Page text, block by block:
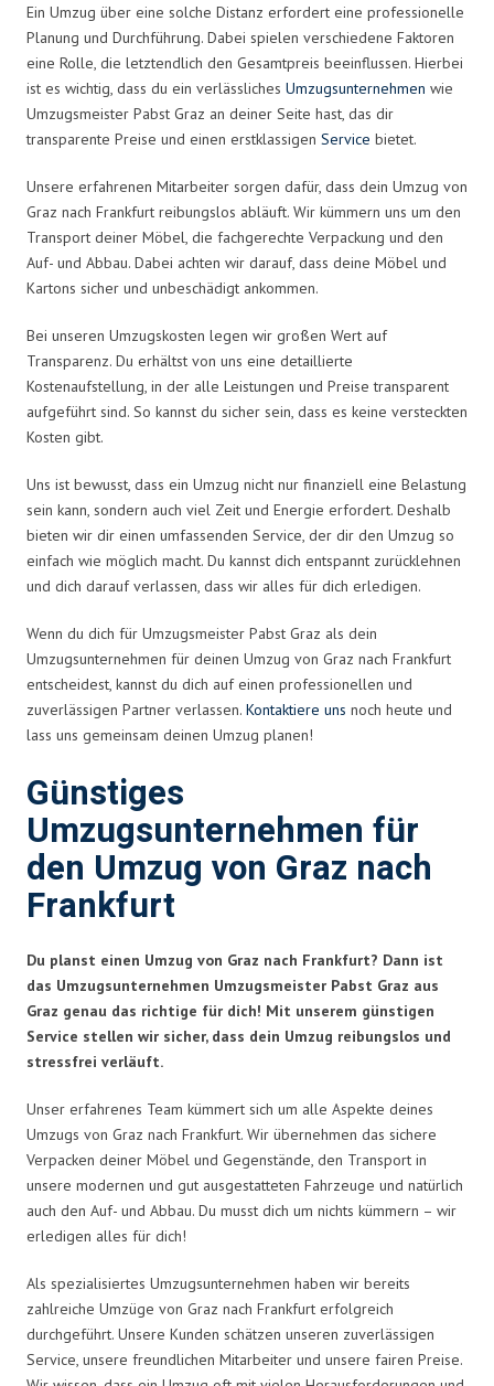
Ein Umzug über eine solche Distanz erfordert eine professionelle
Planung und Durchführung. Dabei spielen verschiedene Faktoren
eine Rolle, die letztendlich den Gesamtpreis beeinflussen. Hierbei
ist es wichtig, dass du ein verlässliches Umzugsunternehmen wie
Umzugsmeister Pabst Graz an deiner Seite hast, das dir
transparente Preise und einen erstklassigen Service bietet.
Unsere erfahrenen Mitarbeiter sorgen dafür, dass dein Umzug von
Graz nach Frankfurt reibungslos abläuft. Wir kümmern uns um den
Transport deiner Möbel, die fachgerechte Verpackung und den
Auf- und Abbau. Dabei achten wir darauf, dass deine Möbel und
Kartons sicher und unbeschädigt ankommen.
Bei unseren Umzugskosten legen wir großen Wert auf
Transparenz. Du erhältst von uns eine detaillierte
Kostenaufstellung, in der alle Leistungen und Preise transparent
aufgeführt sind. So kannst du sicher sein, dass es keine versteckten
Kosten gibt.
Uns ist bewusst, dass ein Umzug nicht nur finanziell eine Belastung
sein kann, sondern auch viel Zeit und Energie erfordert. Deshalb
bieten wir dir einen umfassenden Service, der dir den Umzug so
einfach wie möglich macht. Du kannst dich entspannt zurücklehnen
und dich darauf verlassen, dass wir alles für dich erledigen.
Wenn du dich für Umzugsmeister Pabst Graz als dein
Umzugsunternehmen für deinen Umzug von Graz nach Frankfurt
entscheidest, kannst du dich auf einen professionellen und
zuverlässigen Partner verlassen. Kontaktiere uns noch heute und
lass uns gemeinsam deinen Umzug planen!
Günstiges
Umzugsunternehmen für
den Umzug von Graz nach
Frankfurt
Du planst einen Umzug von Graz nach Frankfurt? Dann ist
das Umzugsunternehmen Umzugsmeister Pabst Graz aus
Graz genau das richtige für dich! Mit unserem günstigen
Service stellen wir sicher, dass dein Umzug reibungslos und
stressfrei verläuft.
Unser erfahrenes Team kümmert sich um alle Aspekte deines
Umzugs von Graz nach Frankfurt. Wir übernehmen das sichere
Verpacken deiner Möbel und Gegenstände, den Transport in
unsere modernen und gut ausgestatteten Fahrzeuge und natürlich
auch den Auf- und Abbau. Du musst dich um nichts kümmern – wir
erledigen alles für dich!
Als spezialisiertes Umzugsunternehmen haben wir bereits
zahlreiche Umzüge von Graz nach Frankfurt erfolgreich
durchgeführt. Unsere Kunden schätzen unseren zuverlässigen
Service, unsere freundlichen Mitarbeiter und unsere fairen Preise.